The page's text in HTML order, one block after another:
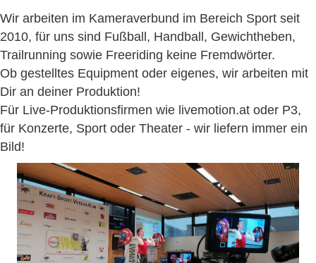
Wir arbeiten im Kameraverbund im Bereich Sport seit
2010, für uns sind Fußball, Handball, Gewichtheben,
Trailrunning sowie Freeriding keine Fremdwörter.
Ob gestelltes Equipment oder eigenes, wir arbeiten mit
Dir an deiner Produktion!
Für Live-Produktionsfirmen wie livemotion.at oder P3,
für Konzerte, Sport oder Theater - wir liefern immer ein
Bild!